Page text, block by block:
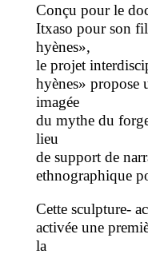
Conçu pour le
Itxaso pour son
hyènes»,
le projet
hyènes» propose
imagée
du mythe du
lieu
de support de
ethnographique
Cette sculpture-
activée une
la